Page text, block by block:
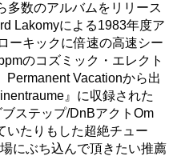
多数のアルバムをリリース
Lakomyによる1983年度ア
ーキックに倍速の高速シー
のコズミック・エレクト
Permanent Vacationから出
』に収録された
ステップ/DnBアクトOm
いたりもした超絶チュー
にぶち込んで頂きたい推薦